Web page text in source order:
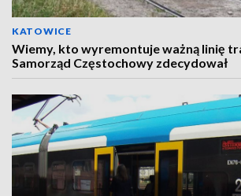
KATOWICE
Wiemy, kto wyremontuje ważną linię
Samorząd Częstochowy zdecydował